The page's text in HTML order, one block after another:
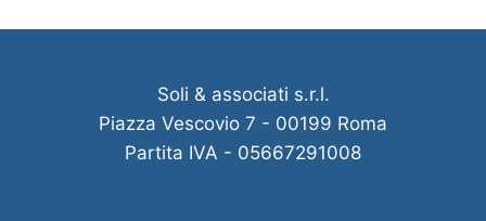
Soli & associati s.r.l.
Piazza Vescovio 7 - 00199 Roma
Partita IVA - 05667291008